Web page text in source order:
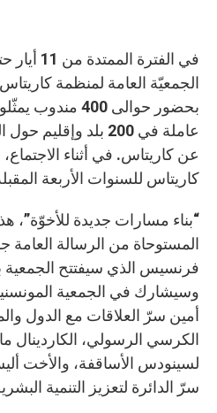
الجمعيّة العامة لمنظمة كاريتاس
عاملة في 200 بلد
عن كاريتاس. في أثناء
كاريتاس للسنوات الأربعة
“بناء مسارات جديدة للأخوّة”،
وسيشارك في الجمعية
أمين سرّ العلاقات مع الدول
الكرسي الرسولي، الكاردينال
لسينودس الأساقفة، والأخت
سرّ الدائرة لتعزيز التنمية